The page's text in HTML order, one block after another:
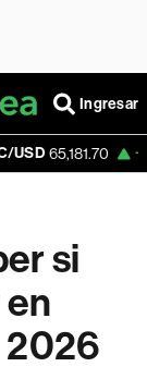
Ingresar
+1.23%
si
2026